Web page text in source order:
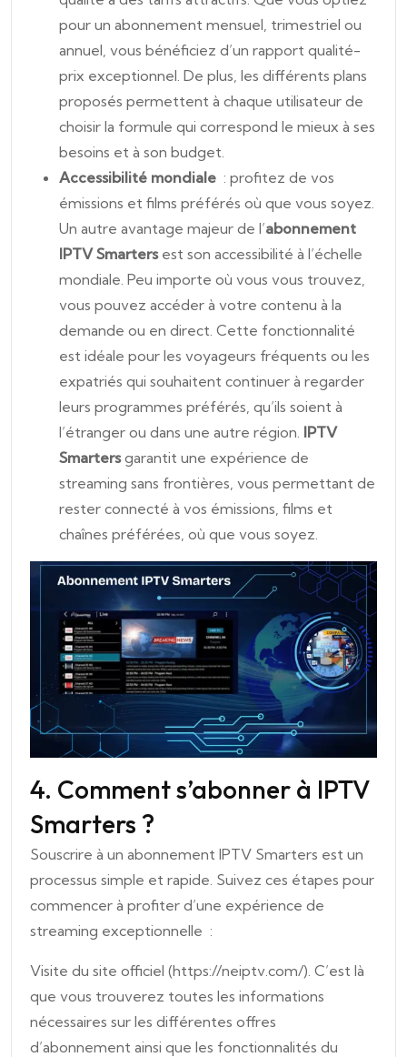
pour un abonnement mensuel, trimestriel ou
annuel, vous bénéficiez d’un rapport qualité-
prix exceptionnel. De plus, les différents plans
proposés permettent à chaque utilisateur de
choisir la formule qui correspond le mieux à ses
besoins et à son budget.
Accessibilité mondiale : profitez de vos
émissions et films préférés où que vous soyez.
Un autre avantage majeur de l’abonnement
IPTV Smartersest son accessibilité à l’échelle
mondiale. Peu importe où vous vous trouvez,
vous pouvez accéder à votre contenu à la
demande ou en direct. Cette fonctionnalité
est idéale pour les voyageurs fréquents ou les
expatriés qui souhaitent continuer à regarder
leurs programmes préférés, qu’ils soient à
l’étranger ou dans une autre région. IPTV
Smartersgarantit une expérience de
streaming sans frontières, vous permettant de
rester connecté à vos émissions, films et
chaînes préférées, où que vous soyez.
4. Comment s’abonner à IPTV
Smarters ?
Souscrire à un abonnement IPTV Smarters est un
processus simple et rapide. Suivez ces étapes pour
commencer à profiter d’une expérience de
streaming exceptionnelle :
Visite du site officiel (https://neiptv.com/). C’est là
que vous trouverez toutes les informations
nécessaires sur les différentes offres
d’abonnement ainsi que les fonctionnalités du